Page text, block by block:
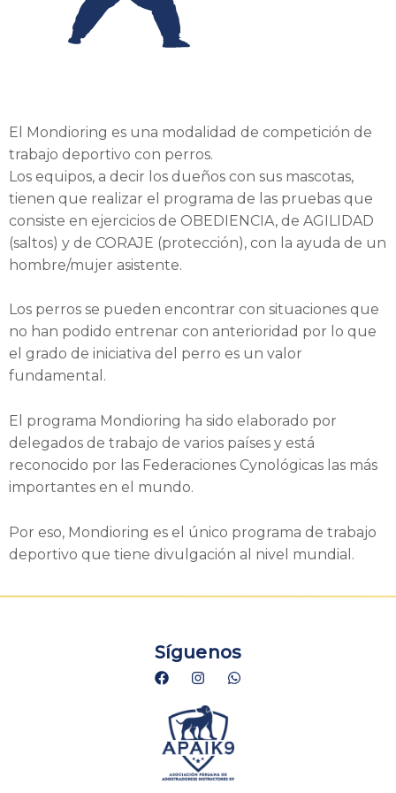
El Mondioring es una modalidad de competición de
trabajo deportivo con perros.
Los equipos, a decir los dueños con sus mascotas,
tienen que realizar el programa de las pruebas que
consiste en ejercicios de OBEDIENCIA, de AGILIDAD
(saltos) y de CORAJE (protección), con la ayuda de un
hombre/mujer asistente.
Los perros se pueden encontrar con situaciones que
no han podido entrenar con anterioridad por lo que
el grado de iniciativa del perro es un valor
fundamental.
El programa Mondioring ha sido elaborado por
delegados de trabajo de varios países y está
reconocido por las Federaciones Cynológicas las más
importantes en el mundo.
Por eso, Mondioring es el único programa de trabajo
deportivo que tiene divulgación al nivel mundial.
Síguenos
F
a
e
b
o
o
I
n
t
a
g
r
a
m
W
h
a
p